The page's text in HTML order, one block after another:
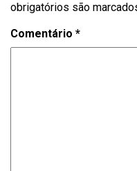
obrigatórios são
Comentário *